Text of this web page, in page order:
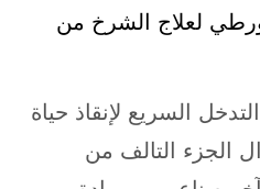
لعلاج الشرخ من
السريع لإنقاذ حياة
الجزء التالف من